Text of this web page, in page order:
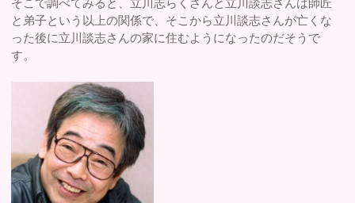
と弟子という以上の関係で、そこから立川談志さんが亡くな
った後に立川談志さんの家に住むようになったのだそうで
す。